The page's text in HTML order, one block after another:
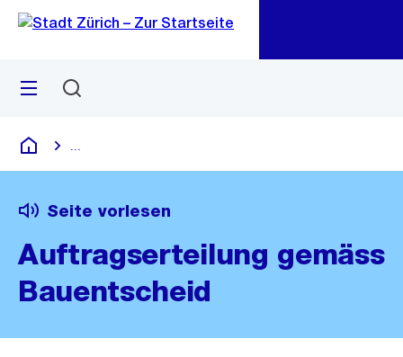
Navigation
Sprunglink
Menü
Deutsch
Seite vorlesen
Auftragserteilung gemäss
Bauentscheid